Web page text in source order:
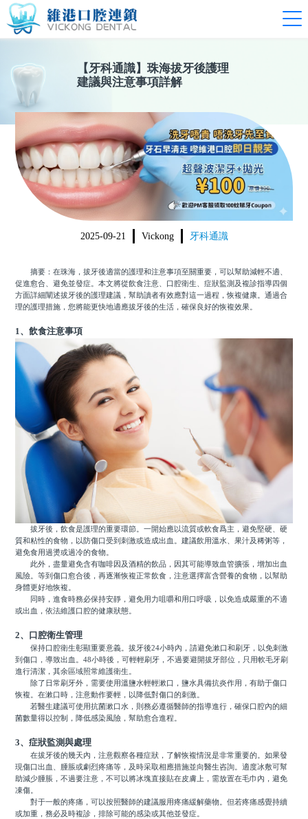
【 牙科通識】 珠海拔牙後護理
建議與注意事項詳解
2025-09-21 Vickong 牙科通識
摘要：在珠海，拔牙後適當的護理和注意事項至關重要，可以幫助減輕不適、
促進愈合、避免並發症。本文將從飲食注意、口腔衛生、症狀監測及複診指導四個
方面詳細闡述拔牙後的護理建議，幫助讀者有效應對這一過程，恢複健康。通過合
理的護理措施，您將能更快地適應拔牙後的生活，確保良好的恢複效果。
1、飲食注意事項
拔牙後，飲食是護理的重要環節。一開始應以流質或軟食爲主，避免堅硬、硬
質和粘性的食物，以防傷口受到刺激或造成出血。建議飲用溫水、果汁及稀粥等，
避免食用過燙或過冷的食物。
此外，盡量避免含有咖啡因及酒精的飲品，因其可能導致血管擴張，增加出血
風險。等到傷口愈合後，再逐漸恢複正常飲食，注意選擇富含營養的食物，以幫助
身體更好地恢複。
同時，進食時務必保持安靜，避免用力咀嚼和用口呼吸，以免造成嚴重的不適
或出血，依法維護口腔的健康狀態。
2、口腔衛生管理
保持口腔衛生彰顯重要意義。拔牙後24小時內，請避免漱口和刷牙，以免刺激
到傷口，導致出血。48小時後，可輕輕刷牙，不過要避開拔牙部位，只用軟毛牙刷
進行清潔，其余區域照常維護衛生。
除了日常刷牙外，需要使用溫鹽水輕輕漱口，鹽水具備抗炎作用，有助于傷口
恢複。在漱口時，注意動作要輕，以降低對傷口的刺激。
若醫生建議可使用抗菌漱口水，則務必遵循醫師的指導進行，確保口腔內的細
菌數量得以控制，降低感染風險，幫助愈合進程。
3、症狀監測與處理
在拔牙後的幾天內，注意觀察各種症狀，了解恢複情況是非常重要的。如果發
現傷口出血、腫脹或劇烈疼痛等，及時采取相應措施並向醫生咨詢。適度冰敷可幫
助減少腫脹，不過要注意，不可以將冰塊直接貼在皮膚上，需放置在毛巾內，避免
凍傷。
對于一般的疼痛，可以按照醫師的建議服用疼痛緩解藥物。但若疼痛感覺持續
或加重，務必及時複診，排除可能的感染或其他並發症。